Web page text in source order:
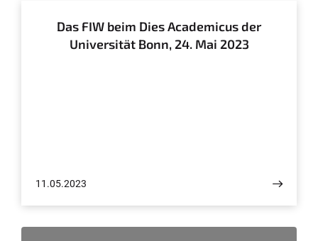
Das FIW beim Dies Academicus der
Universität Bonn, 24. Mai 2023
11.05.2023